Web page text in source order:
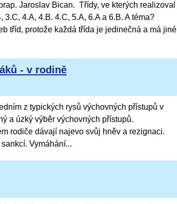
Jaroslav Bican. Třídy, ve kterých realizoval
4.A, 4.B. 4.C, 5.A, 6.A a 6.B. A téma?
tříd, protože každá třída je jedinečná a má jiné
- v rodině
z typických rysů výchovných přístupů v
a úzký výběr výchovných přístupů.
rodiče dávají najevo svůj hněv a rezignaci.
Vymáhání...